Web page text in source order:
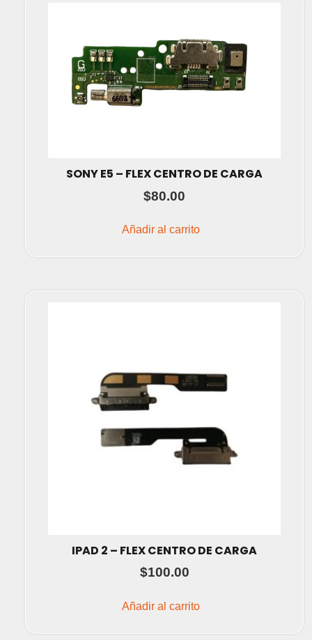
SONY E5 – FLEX CENTRO DE CARGA
$80.00
Añadir al carrito
IPAD 2 – FLEX CENTRO DE CARGA
$100.00
Añadir al carrito